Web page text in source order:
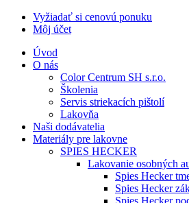
Vyžiadať si cenovú ponuku
Môj účet
Úvod
O nás
Color Centrum SH s.r.o.
Školenia
Servis striekacích pištolí
Lakovňa
Naši dodávatelia
Materiály pre lakovne
SPIES HECKER
Lakovanie osobných
Spies Hecker
Spies Hecker
Spies Hecker